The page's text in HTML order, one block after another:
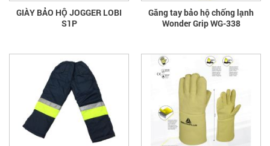
GIÀY BẢO HỘ JOGGER LOBI
S1P
Găng tay bảo hộ chống lạnh
Wonder Grip WG-338